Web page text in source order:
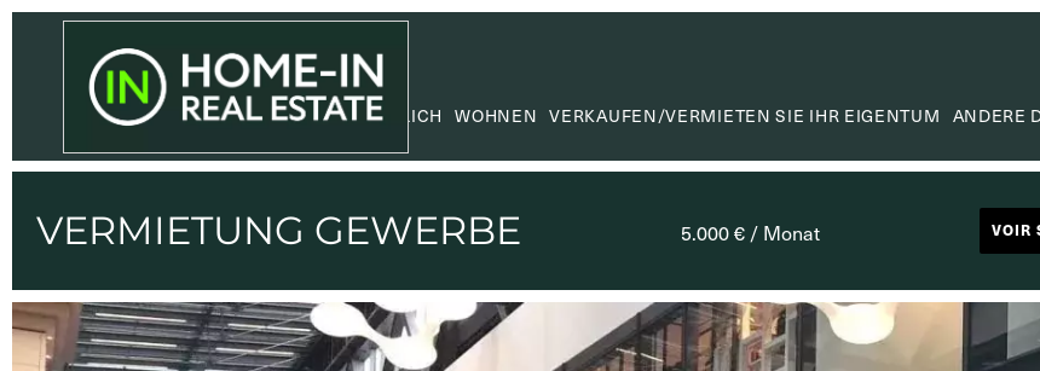
GEWERBLICH WOHNEN VERKAUFEN/VERMIETEN SIE IHR EIGENTUM ANDERE
VERMIETUNG GEWERBE 5.000 € / Monat VOIR